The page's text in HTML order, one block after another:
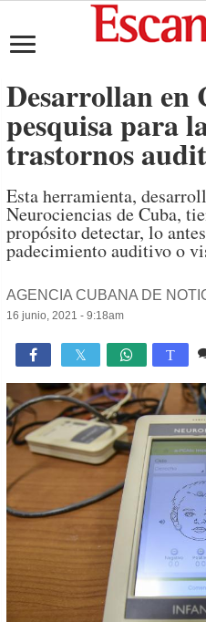
Desarrollan en
pesquisa para
trastornos
Esta herramienta,
Neurociencias de Cuba,
propósito detectar, lo
padecimiento auditivo o
AGENCIA CUBANA DE
16 junio, 2021 - 9:18am
 T